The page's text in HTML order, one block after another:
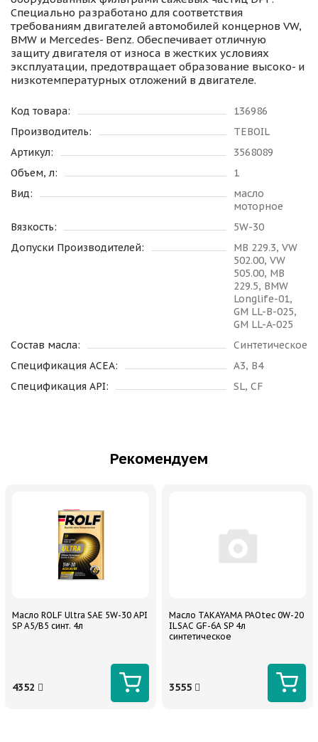
Специально разработано для соответствия
требованиям двигателей автомобилей концернов VW,
BMW и Mercedes- Benz. Обеспечивает отличную
защиту двигателя от износа в жестких условиях
эксплуатации, предотвращает образование высоко- и
низкотемпературных отложений в двигателе.
Код товара:
136986
Производитель:
TEBOIL
Артикул:
3568089
Объем, л:
1
Вид:
масло
моторное
Вязкость:
5W-30
Допуски Производителей:
MB 229.3, VW
502.00, VW
505.00, MB
229.5, BMW
Longlife-01,
GM LL-B-025,
GM LL-A-025
Состав масла:
Синтетическое
Спецификация ACEA:
A3, B4
Спецификация API:
SL, CF
Рекомендуем
Масло ROLF Ultra SAE 5W-30 API
SP A5/B5 синт. 4л
4352
Масло TAKAYAMA PAOtec 0W-20
ILSAC GF-6A SP 4л
синтетическое
3555